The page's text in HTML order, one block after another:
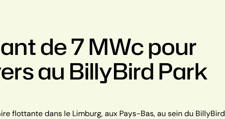
de 7 MWc pour
au BillyBird Park
flottante dans le Limburg, aux Pays-Bas, au sein du BillyBird